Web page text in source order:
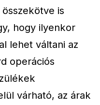
is
hogy ilyenkor
lehet váltani az
operációs
várható, az árak